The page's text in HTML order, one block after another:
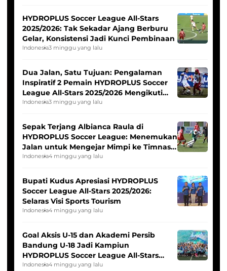
HYDROPLUS Soccer League All-Stars
2025/2026: Tak Sekadar Ajang Berburu
Gelar, Konsistensi Jadi Kunci Pembinaan
Indonesia3 minggu yang lalu
Dua Jalan, Satu Tujuan: Pengalaman
Inspiratif 2 Pemain HYDROPLUS Soccer
League All-Stars 2025/2026 Mengikuti
Seleksi Timnas Indonesia Putri
Indonesia3 minggu yang lalu
Sepak Terjang Albianca Raula di
HYDROPLUS Soccer League: Menemukan
Jalan untuk Mengejar Mimpi ke Timnas
Indonesia Putri
Indonesia4 minggu yang lalu
Bupati Kudus Apresiasi HYDROPLUS
Soccer League All-Stars 2025/2026:
Selaras Visi Sports Tourism
Indonesia4 minggu yang lalu
Goal Aksis U-15 dan Akademi Persib
Bandung U-18 Jadi Kampiun
HYDROPLUS Soccer League All-Stars
2025/2026
Indonesia4 minggu yang lalu